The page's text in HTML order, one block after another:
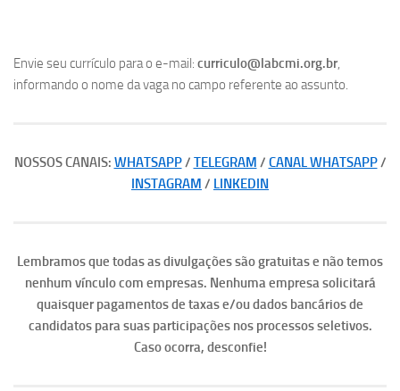
Envie seu currículo para o e-mail: curriculo@labcmi.org.br,
informando o nome da vaga no campo referente ao assunto.
NOSSOS CANAIS: WHATSAPP/ TELEGRAM / CANAL WHATSAPP/
INSTAGRAM / LINKEDIN
Lembramos que todas as divulgações são gratuitas e não temos
nenhum vínculo com empresas. Nenhuma empresa solicitará
quaisquer pagamentos de taxas e/ou dados bancários de
candidatos para suas participações nos processos seletivos.
Caso ocorra, desconfie!